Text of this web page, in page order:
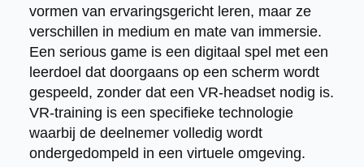
vormen van ervaringsgericht leren, maar ze
verschillen in medium en mate van immersie.
Een serious game is een digitaal spel met een
leerdoel dat doorgaans op een scherm wordt
gespeeld, zonder dat een VR-headset nodig is.
VR-training is een specifieke technologie
waarbij de deelnemer volledig wordt
ondergedompeld in een virtuele omgeving.